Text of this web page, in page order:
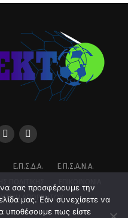
Ε.Π.Σ.Δ.Α.
Ε.Π.Σ.Α.Ν.Α.
ΑΠΟΡΡΉΤΟΥ
σας προσφέρουμε την
μας. Εάν συνεχίσετε να
υποθέσουμε πως είστε